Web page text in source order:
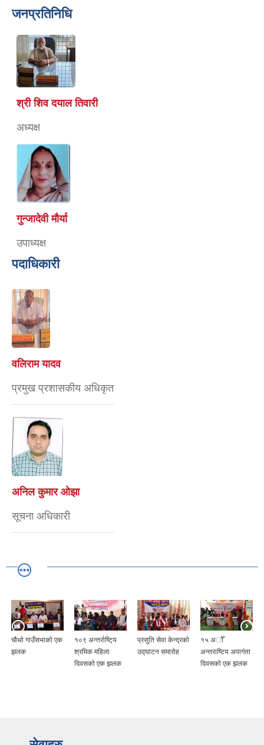
जनप्रतिनिधि
श्री शिव दयाल तिवारी
अध्यक्ष
गुन्जादेवी मौर्या
उपाध्यक्ष
पदाधिकारी
वलिराम यादव
प्रमुख प्रशासकीय अधिकृत
अनिल कुमार ‌ओझा
सूचना अधिकारी
चौथाे गाउँसभाको एक
झलक
१०९ अन्तर्राष्टि्य
श्रमिक महिला
दिवसको एक झलक
प्रसुति सेवा केन्द्रको
उद्घाटन समाराेह
१५ अौँ
अन्तराष्टिय अपागंता
दिवसकाे एक झलक